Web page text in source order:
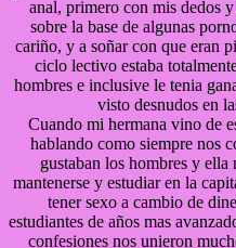
anal, primero con mis dedos
sobre la base de algunas
cariño, y a soñar con que eran
ciclo lectivo estaba
hombres e inclusive le tenia
visto desnudos en
Cuando mi hermana vino de
hablando como siempre nos
gustaban los hombres y
mantenerse y estudiar en la
tener sexo a cambio de
estudiantes de años mas
confesiones nos unieron